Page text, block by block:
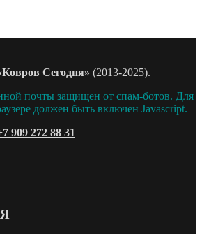
Сегодня» (2013-2025).
почты защищен от спам-ботов. Для
должен быть включен Javascript.
909 272 88 31